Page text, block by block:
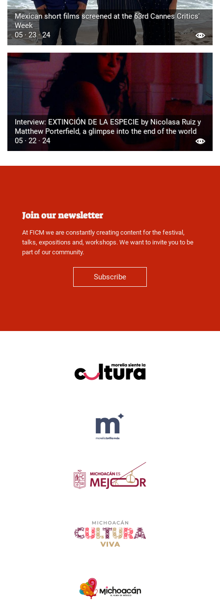
Mexican short films screened at the 63rd Cannes Critics'
Week
05 · 23 · 24
Interview: EXTINCIÓN DE LA ESPECIE by Nicolasa Ruiz y
Matthew Porterfield, a glimpse into the end of the world
05 · 22 · 24
Join our newsletter
At FICM we are constantly creating content for the festival,
talks, expositions and, workshops. We want to invite you to be
part of our community.
Subscribe